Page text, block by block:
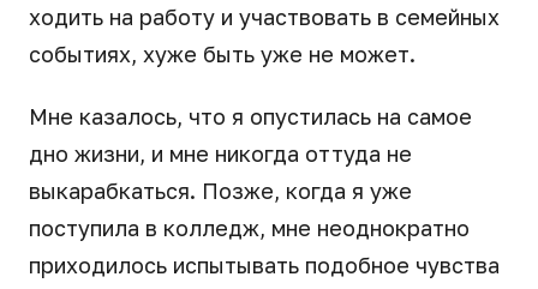
ходить на работу и участвовать в семейных
событиях, хуже быть уже не может.
Мне казалось, что я опустилась на самое
дно жизни, и мне никогда оттуда не
выкарабкаться. Позже, когда я уже
поступила в колледж, мне неоднократно
приходилось испытывать подобное чувства